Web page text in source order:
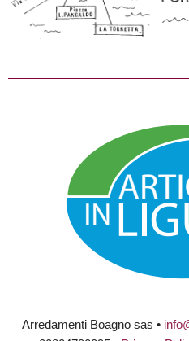
Arredamenti Boagno sas •